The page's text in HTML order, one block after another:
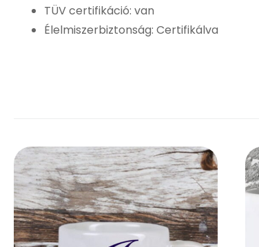
TÜV certifikáció: van
Élelmiszerbiztonság: Certifikálva